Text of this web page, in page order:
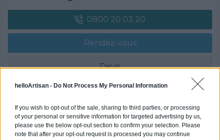
helloArtisan - Do Not Process My Personal Information
If you wish to opt-out of the sale, sharing to third parties, or processing
of your personal or sensitive information for targeted advertising by us,
please use the below opt-out section to confirm your selection. Please
note that after your opt-out request is processed you may continue
0800 20 03 20
Rendez-vous
Devis
Labels et certifications : Non communiqué
Partenaire
POLYGONE ENERGIE